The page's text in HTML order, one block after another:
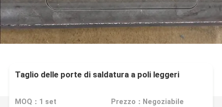
Taglio delle porte di saldatura a poli leggeri
MOQ：1 set Prezzo：Negoziabile